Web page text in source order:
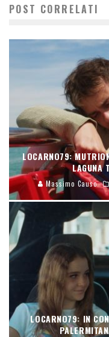
POST CORRELATI
LOCARNO79:
LAGUNA
Massimo Causo
LOCARNO79: IN